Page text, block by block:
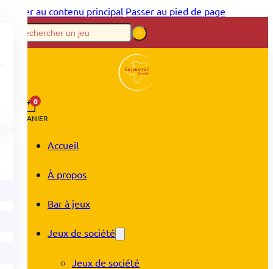
Passer au contenu principal Passer au pied de page
0
PANIER
Accueil
À propos
Bar à jeux
Jeux de société
Jeux de société